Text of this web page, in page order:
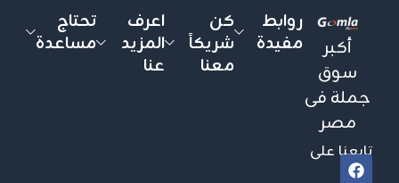
مميزًا، حيث يتم اختيار قلوب
الخرشوف بعناية وحفظها
في محلول ملحي للحفاظ
على القوام والطعم
الطبيعي. مثالية للسلطات
والحشوات والأطباق الفاخرة.
MAJIRA Artichoke Hearts are
ولون جذاب
🔹 مقطعة مكعبات
متساوية لتوفير الوقت في
أكبر
سوق
جملة فى
مصر
تابعنا على
روابط
مفيدة
كن
شريكاً
معنا
اعرف
المزيد
عنا
تحتاج
مساعدة